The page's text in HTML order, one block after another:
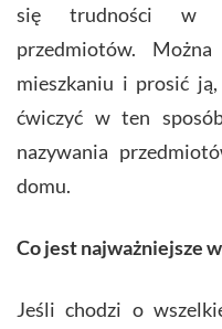
się trudności w
przedmiotów.
mieszkaniu i prosić
ćwiczyć w ten
nazywania
domu.
Co jest najważniejsze
Jeśli chodzi o